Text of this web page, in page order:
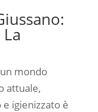
mondo
attuale,
igienizzato è